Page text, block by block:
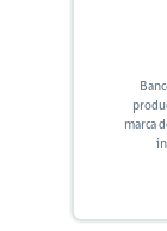
marca